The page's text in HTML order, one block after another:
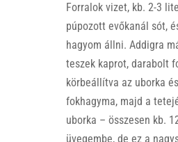
Forralok vizet, kb. 2-3
púpozott evőkanál sót,
hagyom állni. Addigra
teszek kaprot, darabolt
körbeállítva az uborka
fokhagyma, majd a
uborka – összesen kb.
üvegembe, de ez a